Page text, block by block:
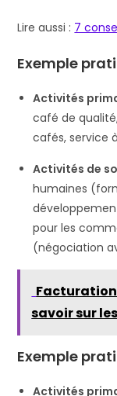
Lire aussi : 7
Exemple
Activités
café de
cafés, service
Activités de
humaines
pour les
(négociation
Facturation
savoir sur
Exemple
Activités